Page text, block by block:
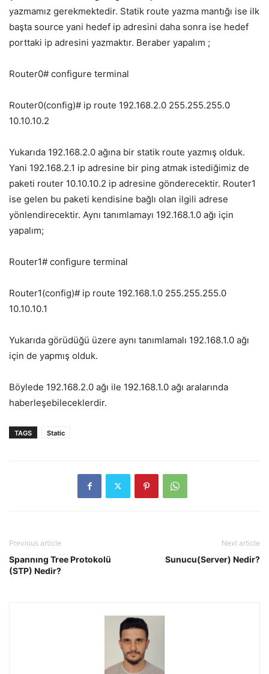
yazmamız gerekmektedir. Statik route yazma mantığı ise ilk
başta source yani hedef ip adresini daha sonra ise hedef
porttaki ip adresini yazmaktır. Beraber yapalım ;
Router0# configure terminal
Router0(config)# ip route 192.168.2.0 255.255.255.0
10.10.10.2
Yukarıda 192.168.2.0 ağına bir statik route yazmış olduk.
Yani 192.168.2.1 ip adresine bir ping atmak istediğimiz de
paketi router 10.10.10.2 ip adresine gönderecektir. Router1
ise gelen bu paketi kendisine bağlı olan ilgili adrese
yönlendirecektir. Aynı tanımlamayı 192.168.1.0 ağı için
yapalım;
Router1# configure terminal
Router1(config)# ip route 192.168.1.0 255.255.255.0
10.10.10.1
Yukarıda görüdüğü üzere aynı tanımlamalı 192.168.1.0 ağı
için de yapmış olduk.
Böylede 192.168.2.0 ağı ile 192.168.1.0 ağı aralarında
haberleşebileceklerdir.
TAGS Static
Previous article
Spannıng Tree Protokolü
(STP) Nedir?
Next article
Sunucu(Server) Nedir?